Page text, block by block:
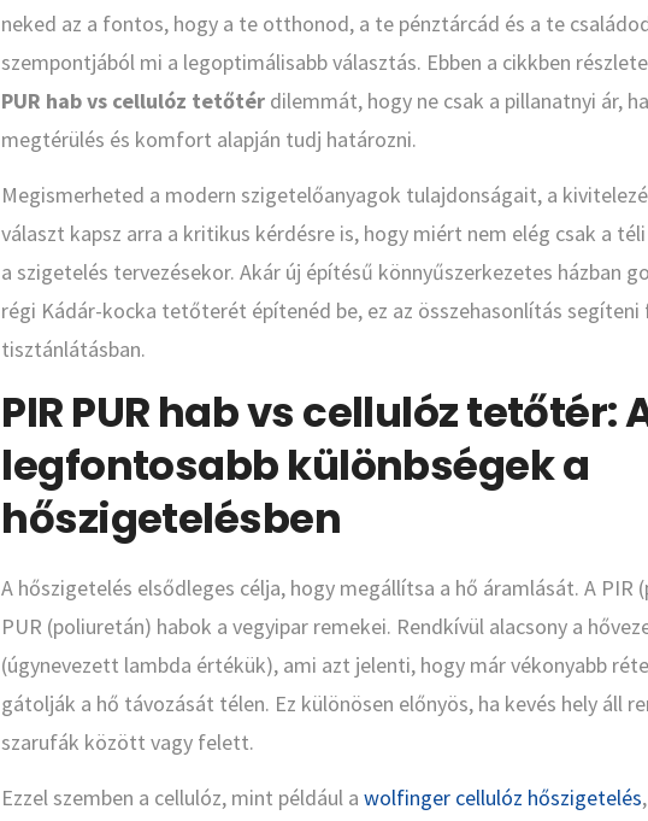
neked az a fontos, hogy a te otthonod, a te pénztárcád és a te
szempontjából mi a legoptimálisabb választás. Ebben a cikkben
PUR hab vs cellulóz tetőtér dilemmát, hogy ne csak a pillanatnyi ár,
megtérülés és komfort alapján tudj határozni.
Megismerheted a modern szigetelőanyagok tulajdonságait, a
választ kapsz arra a kritikus kérdésre is, hogy miért nem elég csak a
a szigetelés tervezésekor. Akár új építésű könnyűszerkezetes házban
régi Kádár-kocka tetőterét építenéd be, ez az összehasonlítás segíteni
tisztánlátásban.
PIR PUR hab vs cellulóz tetőtér:
legfontosabb különbségek a
hőszigetelésben
A hőszigetelés elsődleges célja, hogy megállítsa a hő áramlását. A PIR
PUR (poliuretán) habok a vegyipar remekei. Rendkívül alacsony a
(úgynevezett lambda értékük), ami azt jelenti, hogy már vékonyabb
gátolják a hő távozását télen. Ez különösen előnyös, ha kevés hely áll
szarufák között vagy felett.
Ezzel szemben a cellulóz, mint például awolfinger cellulóz hőszigetelés